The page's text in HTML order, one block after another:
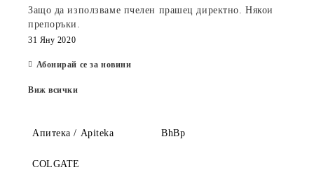
Защо да използваме пчелен прашец директно. Някои
препоръки.
31 Яну 2020
Абонирай се за новини
Виж всички
Апитека / Apiteka BhBp
COLGATE